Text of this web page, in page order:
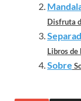
Disfruta
Libros de
Sobre